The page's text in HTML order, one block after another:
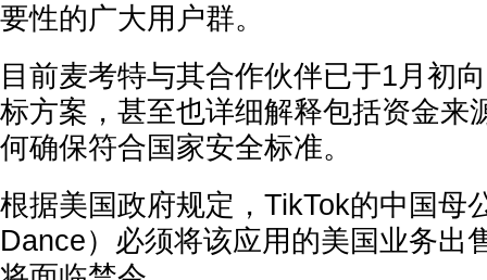
要性的广大用户群。
目前麦考特与其合作伙伴已于1月初
标方案，甚至也详细解释包括资金来
何确保符合国家安全标准。
根据美国政府规定，TikTok的中国母
Dance）必须将该应用的美国业务出